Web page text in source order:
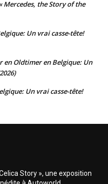
the Story of the
Un vrai casse-tête!
en Oldtimer en Belgique: Un
Un vrai casse-tête!
Story », une exposition